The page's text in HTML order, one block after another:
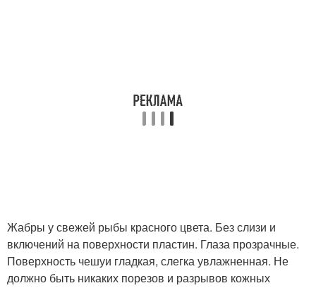
Жабры у свежей рыбы красного цвета. Без слизи и
включений на поверхности пластин. Глаза прозрачные.
Поверхность чешуи гладкая, слегка увлажненная. Не
должно быть никаких порезов и разрывов кожных